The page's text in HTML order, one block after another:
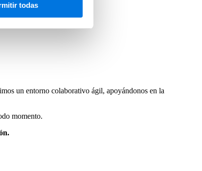
todas
un entorno colaborativo ágil, apoyándonos en la
momento.